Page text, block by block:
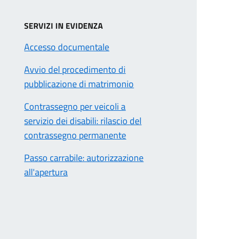
SERVIZI IN EVIDENZA
Accesso documentale
Avvio del procedimento di
pubblicazione di matrimonio
Contrassegno per veicoli a
servizio dei disabili: rilascio del
contrassegno permanente
Passo carrabile: autorizzazione
all'apertura